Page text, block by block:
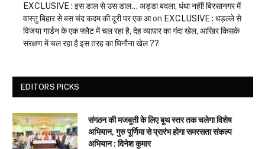
EXCLUSIVE : इस डाल से उस डाल… अड्डा बदला, धंधा नहीं! बिरसानगर में
वास्तु बिहार से बस चंद कदम की दूरी पर एक आon EXCLUSIVE : धड़ल्ले से
विजया गार्डन के एक फ्लैट में चल रहा है, देह व्यापार का गंदा खेल, आखिर किसके
संरक्षण में चल रहा है इस तरह का घिनौना खेल ??
EDITORS PICKS
संगठन की मजबूती के लिए बूथ स्तर तक चलेगा विशेष
अभियान, गुरु पूर्णिमा से प्रारंभ होगा समरसता संकल्प
अभियान : दिनेश कुमार